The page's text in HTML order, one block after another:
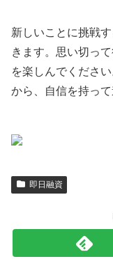
新しいことに挑戦
きます。思い切っ
を楽しんでくださ
から、自信を持っ
即日融資